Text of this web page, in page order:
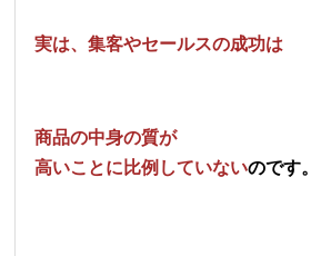
実は、集客やセールスの成功は
商品の中身の質が
高いことに比例していないのです。